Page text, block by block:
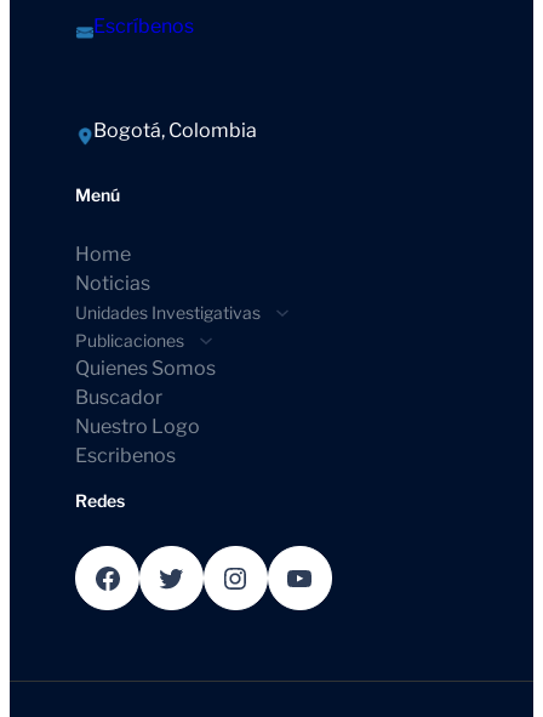
Escríbenos
Bogotá, Colombia
Menú
Home
Noticias
Unidades Investigativas
Publicaciones
Quienes Somos
Buscador
Nuestro Logo
Escribenos
Redes
Facebook Twitter Instagram YouTube